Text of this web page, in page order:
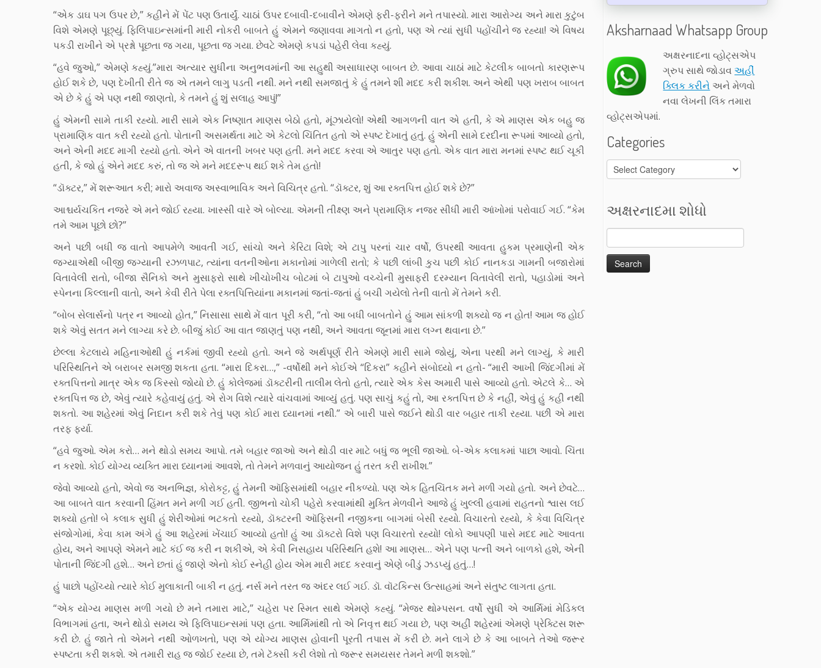
“એક ડાઘ પગ ઉપર છે,” કહીને મેં પેંટ પણ ઉતાર્યું. ચાઠાં ઉપર દબાવી-દબાવીને એમણે ફરી-ફરીને મને તપાસ્યો. મારા આરોગ્ય અને મારા કુટુંબ
વિશે એમણે પૂછ્યું. ફિલિપાઇન્સમાંની મારી નોકરી બાબતે હું એમને જણાવવા માગતો ન હતો, પણ એ ત્યાં સુધી પહોંચીને જ રહ્યા! એ વિષય
પકડી રાખીને એ પ્રશ્નો પૂછતા જ ગયા, પૂછતા જ ગયા. છેવટે એમણે કપડાં પહેરી લેવા કહ્યું.
“હવે જુઓ,” એમણે કહ્યું.”મારા અત્યાર સુધીના અનુભવમાંની આ સહુથી અસાધારણ બાબત છે. આવા ચાઠાં માટે કેટલીક બાબતો કારણરૂપ
હોઈ શકે છે, પણ દેખીતી રીતે જ એ તમને લાગુ પડતી નથી. મને નથી સમજાતું કે હું તમને શી મદદ કરી શકીશ. અને એથી પણ ખરાબ બાબત
એ છે કે હું એ પણ નથી જાણતો, કે તમને હું શું સલાહ આપું!”
હું એમની સામે તાકી રહ્યો. મારી સામે એક નિષ્ણાત માણસ બેઠો હતો, મૂંઝાયેલો! એથી આગળની વાત એ હતી, કે એ માણસ એક બહુ જ
પ્રામાણિક વાત કરી રહ્યો હતો. પોતાની અસમર્થતા માટે એ કેટલો ચિંતિત હતો એ સ્પષ્ટ દેખાતું હતું. હું એની સામે દરદીના રૂપમાં આવ્યો હતો,
અને એની મદદ માગી રહ્યો હતો. એને એ વાતની ખબર પણ હતી. મને મદદ કરવા એ આતુર પણ હતો. એક વાત મારા મનમાં સ્પષ્ટ થઈ ચૂકી
હતી, કે જો હું એને મદદ કરું, તો જ એ મને મદદરૂપ થઈ શકે તેમ હતો!
“ડૉક્ટર,” મેં શરૂઆત કરી; મારો અવાજ અસ્વાભાવિક અને વિચિત્ર હતો. “ડૉક્ટર, શું આ રક્તપિત્ત હોઈ શકે છે?”
આશ્ચર્યચકિત નજરે એ મને જોઈ રહ્યા. ખાસ્સી વારે એ બોલ્યા. એમની તીક્ષ્ણ અને પ્રામાણિક નજર સીધી મારી આંખોમાં પરોવાઈ ગઈ. “કેમ
તમે આમ પૂછો છો?”
અને પછી બધી જ વાતો આપમેળે આવતી ગઈ, સાંચો અને કેરિટા વિશે; એ ટાપુ પરનાં ચાર વર્ષો, ઉપરથી આવતા હુકમ પ્રમાણેની એક
જગ્યાએથી બીજી જગ્યાની રઝળપાટ, ત્યાંના વતનીઓના મકાનોમાં ગાળેલી રાતો; કે પછી લાંબી કુચ પછી કોઈ નાનકડા ગામની બજારોમાં
વિતાવેલી રાતો, બીજા સૈનિકો અને મુસાફરો સાથે ખીચોખીચ બોટમાં બે ટાપુઓ વચ્ચેની મુસાફરી દરમ્યાન વિતાવેલી રાતો, પહાડોમાં અને
સ્પેનના કિલ્લાની વાતો, અને કેવી રીતે પેલા રક્તપિત્તિયાંના મકાનમાં જતાં-જતાં હું બચી ગયેલો તેની વાતો મેં તેમને કરી.
“બોબ સેલાર્સનો પત્ર ન આવ્યો હોત,” નિસાસા સાથે મેં વાત પૂરી કરી, “તો આ બધી બાબતોને હું આમ સાંકળી શક્યો જ ન હોત! આમ જ હોઈ
શકે એવું સતત મને લાગ્યા કરે છે. બીજું કોઈ આ વાત જાણતું પણ નથી, અને આવતા જૂનમાં મારા લગ્ન થવાના છે.”
છેલ્લા કેટલાયે મહિનાઓથી હું નર્કમાં જીવી રહ્યો હતો. અને જે અર્થપૂર્ણ રીતે એમણે મારી સામે જોયું, એના પરથી મને લાગ્યું, કે મારી
પરિસ્થિતિને એ બરાબર સમજી શકતા હતા. “મારા દિકરા…,” -વર્ષોથી મને કોઈએ “દિકરા” કહીને સંબોધ્યો ન હતો- “મારી આખી જિંદગીમાં મેં
રક્તપિત્તનો માત્ર એક જ કિસ્સો જોયો છે. હું કોલેજમાં ડૉક્ટરીની તાલીમ લેતો હતો, ત્યારે એક કેસ અમારી પાસે આવ્યો હતો. એટલે કે… એ
રક્તપિત્ત જ છે, એવું ત્યારે કહેવાયું હતું. એ રોગ વિશે ત્યારે વાંચવામાં આવ્યું હતું. પણ સાચું કહું તો, આ રક્તપિત્ત છે કે નહીં, એવું હું કહી નથી
શકતો. આ શહેરમાં એવું નિદાન કરી શકે તેવું પણ કોઈ મારા ધ્યાનમાં નથી.” એ બારી પાસે જઈને થોડી વાર બહાર તાકી રહ્યા. પછી એ મારા
તરફ ફર્યા.
“હવે જુઓ. એમ કરો… મને થોડો સમય આપો. તમે બહાર જાઓ અને થોડી વાર માટે બધું જ ભૂલી જાઓ. બે-એક કલાકમાં પાછા આવો. ચિંતા
ન કરશો. કોઈ યોગ્ય વ્યક્તિ મારા ધ્યાનમાં આવશે, તો તેમને મળવાનું આયોજન હું તરત કરી રાખીશ.”
જેવો આવ્યો હતો, એવો જ અનભિજ્ઞ, કોરોકટ્ટ, હું તેમની ઑફિસમાંથી બહાર નીકળ્યો. પણ એક હિતચિંતક મને મળી ગયો હતો. અને છેવટે…
આ બાબતે વાત કરવાની હિંમત મને મળી ગઈ હતી. જીભનો ચોકી પહેરો કરવામાંથી મુક્તિ મેળવીને આજે હું ખુલ્લી હવામાં રાહતનો શ્વાસ લઈ
શક્યો હતો! બે કલાક સુધી હું શેરીઓમાં ભટકતો રહ્યો, ડૉક્ટરની ઑફિસની નજીકના બાગમાં બેસી રહ્યો. વિચારતો રહ્યો, કે કેવા વિચિત્ર
સંજોગોમાં, કેવા કામ અંગે હું આ શહેરમાં ખેંચાઈ આવ્યો હતો! હું આ ડૉક્ટરો વિશે પણ વિચારતો રહ્યો! લોકો આપણી પાસે મદદ માટે આવતા
હોય, અને આપણે એમને માટે કંઈ જ કરી ન શકીએ, એ કેવી નિસહાય પરિસ્થિતિ હશે! આ માણસ… એને પણ પત્ની અને બાળકો હશે, એની
પોતાની જિંદગી હશે… અને છતાં હું જાણે એનો કોઈ સ્નેહી હોય એમ મારી મદદ કરવાનું એણે બીડું ઝડપ્યું હતું…!
હું પાછો પહોંચ્યો ત્યારે કોઈ મુલાકાતી બાકી ન હતું. નર્સ મને તરત જ અંદર લઈ ગઈ. ડૉ. વૉટકિન્સ ઉત્સાહમાં અને સંતુષ્ટ લાગતા હતા.
“એક યોગ્ય માણસ મળી ગયો છે મને તમારા માટે,” ચહેરા પર સ્મિત સાથે એમણે કહ્યું. “મેજર થોમ્પસન. વર્ષો સુધી એ આર્મિમાં મેડિકલ
વિભાગમાં હતા, અને થોડો સમય એ ફિલિપાઇન્સમાં પણ હતા. આર્મિમાંથી તો એ નિવૃત્ત થઈ ગયા છે, પણ અહીં શહેરમાં એમણે પ્રેક્ટિસ શરૂ
કરી છે. હું જાતે તો એમને નથી ઓળખતો, પણ એ યોગ્ય માણસ હોવાની પૂરતી તપાસ મેં કરી છે. મને લાગે છે કે આ બાબતે તેઓ જરૂર
સ્પષ્ટતા કરી શકશે. એ તમારી રાહ જ જોઈ રહ્યા છે, તમે ટૅક્સી કરી લેશો તો જરૂર સમયસર તેમને મળી શકશો.”
Aksharnaad Whatsapp Group
અક્ષરનાદના વ્હોટ્સએપ
ગ્રુપ સાથે જોડાવઅહીં
ક્લિક કરીને અને મેળવો
નવા લેખની લિંક તમારા
વ્હોટ્સએપમાં.
Categories
Categories
અક્ષરનાદમા શોધો